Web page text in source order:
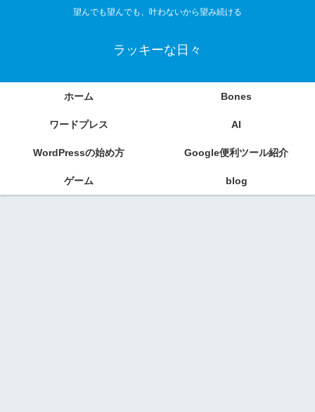
望んでも望んでも、叶わないから望み続ける
ラッキーな日々
ホーム Bones
ワードプレス AI
WordPressの始め方 Google便利ツール紹介
ゲーム blog